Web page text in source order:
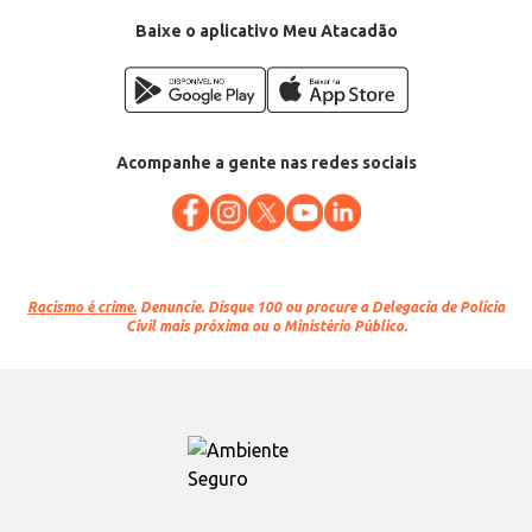
Baixe o aplicativo Meu Atacadão
Acompanhe a gente nas redes sociais
Racismo é crime. Denuncie. Disque 100 ou procure a Delegacia de Polícia
Civil mais próxima ou o Ministério Público.